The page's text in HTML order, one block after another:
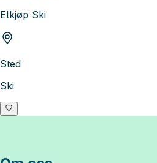
Elkjøp Ski
Sted
Ski